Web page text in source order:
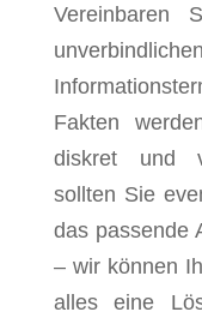
Vereinbaren
Fakten
diskret und
sollten Sie
das passende
– wir können
alles eine